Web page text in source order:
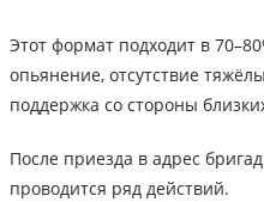
Этот формат подходит в
опьянение, отсутствие
поддержка со стороны
После приезда в адрес
проводится ряд действий.